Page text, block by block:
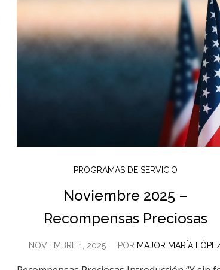
PROGRAMAS DE SERVICIO
Noviembre 2025 –
Recompensas Preciosas
NOVIEMBRE 1, 2025 POR MAJOR MARÍA